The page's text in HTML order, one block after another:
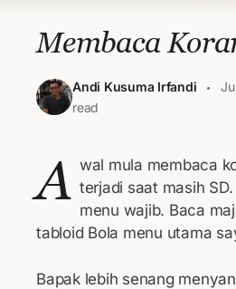
Membaca
Andi Kusuma Irfandi
read
A wal mula membaca
terjadi saat masih
menu wajib. Baca
tabloid Bola menu utama
Bapak lebih senang